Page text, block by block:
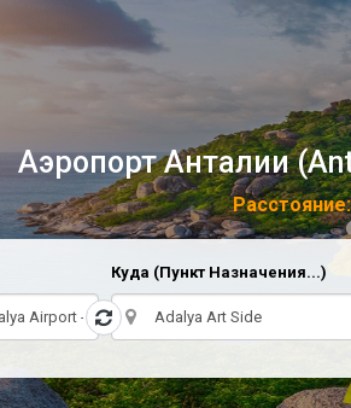
Аэропорт Анталии
Расстояние:
Куда (Пункт Назначения...)